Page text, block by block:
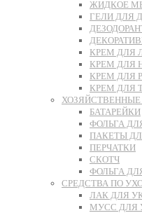
ЖИДКОЕ
ГЕЛИ ДЛЯ
КРЕМ ДЛЯ
КРЕМ ДЛЯ
КРЕМ ДЛЯ
КРЕМ ДЛЯ
БАТАРЕЙКИ
ФОЛЬГА
ПАКЕТЫ
ПЕРЧАТКИ
СКОТЧ
ФОЛЬГА
СРЕДСТВА ПО
ЛАК ДЛЯ
МУСС ДЛЯ